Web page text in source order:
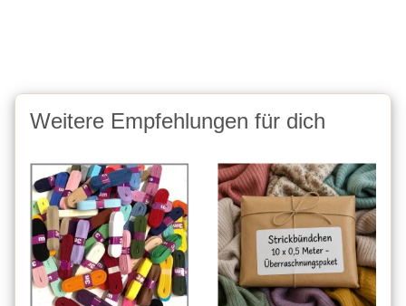
Weitere Empfehlungen für dich